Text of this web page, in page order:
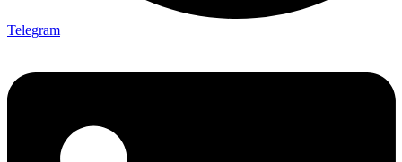
Telegram